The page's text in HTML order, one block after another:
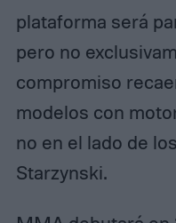
plataforma será
pero no
compromiso
modelos con
no en el lado de
Starzynski.